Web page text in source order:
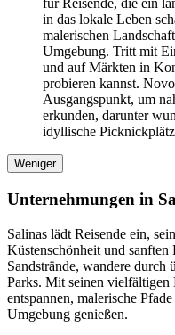
für Reisende, die ein
in das lokale Leben
malerischen
Umgebung. Tritt mit
und auf Märkten in
probieren kannst.
Ausgangspunkt, um
erkunden, darunter
idyllische
Weniger
Unternehmungen in
Salinas lädt Reisende ein,
Küstenschönheit und
Sandstrände, wandere durch
Parks. Mit seinen vielfältigen
entspannen, malerische
Umgebung genießen.